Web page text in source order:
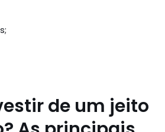
de um jeito